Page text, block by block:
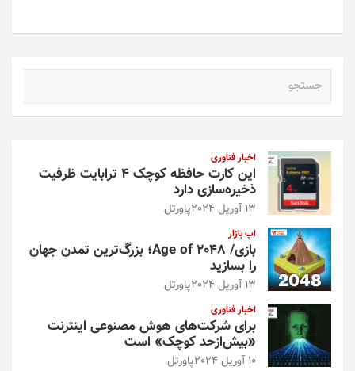
است
محصول
شوند
ممکن
انتخاب
اخبار فناوری
این کارت حافظه کوچک ۴ ترابایت ظرفیت
ذخیره‌سازی دارد
13 آوریل 2024 پاورتل
اپ بازار
بازی/ Age of 2048؛ بزرگ‌ترین تمدن جهان
را بسازید
13 آوریل 2024 پاورتل
اخبار فناوری
برای شرکت‌های هوش مصنوعی اینترنت
«بیش‌از‌حد کوچک» است
10 آوریل 2024 پاورتل